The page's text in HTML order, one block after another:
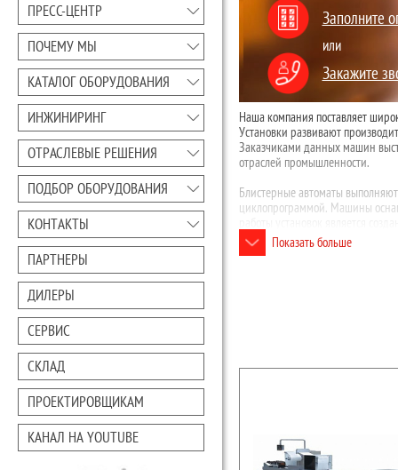
ПРЕCC-ЦЕНТР
ПОЧЕМУ МЫ
КАТАЛОГ ОБОРУДОВАНИЯ
ИНЖИНИРИНГ
ОТРАСЛЕВЫЕ РЕШЕНИЯ
ПОДБОР ОБОРУДОВАНИЯ
КОНТАКТЫ
ПАРТНЕРЫ
ДИЛЕРЫ
СЕРВИС
СКЛАД
ПРОЕКТИРОВЩИКАМ
КАНАЛ НА YOUTUBE
Заполните
или
Закажите
Наша компания поставляет
Установки развивают
Заказчиками данных машин
отраслей промышленности.
Блистерные автоматы
циклопрограммой. Машины
работе с изделиями
Показать больше